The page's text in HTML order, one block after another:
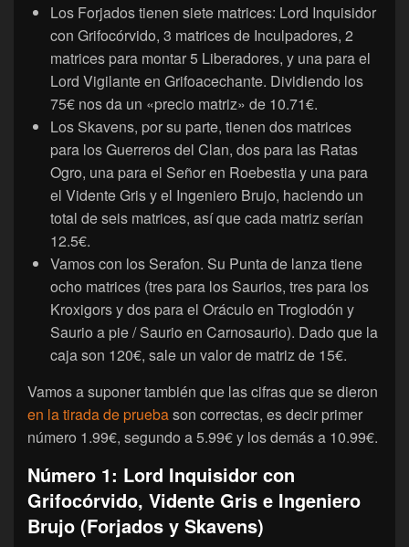
Los Forjados tienen siete matrices: Lord Inquisidor
con Grifocórvido, 3 matrices de Inculpadores, 2
matrices para montar 5 Liberadores, y una para el
Lord Vigilante en Grifoacechante. Dividiendo los
75€ nos da un «precio matriz» de 10.71€.
Los Skavens, por su parte, tienen dos matrices
para los Guerreros del Clan, dos para las Ratas
Ogro, una para el Señor en Roebestia y una para
el Vidente Gris y el Ingeniero Brujo, haciendo un
total de seis matrices, así que cada matriz serían
12.5€.
Vamos con los Serafon. Su Punta de lanza tiene
ocho matrices (tres para los Saurios, tres para los
Kroxigors y dos para el Oráculo en Troglodón y
Saurio a pie / Saurio en Carnosaurio). Dado que la
caja son 120€, sale un valor de matriz de 15€.
Vamos a suponer también que las cifras que se dieron
en la tirada de pruebason correctas, es decir primer
número 1.99€, segundo a 5.99€ y los demás a 10.99€.
Número 1: Lord Inquisidor con
Grifocórvido, Vidente Gris e Ingeniero
Brujo (Forjados y Skavens)